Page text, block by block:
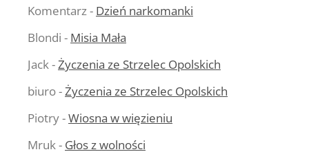
Komentarz- Dzień narkomanki
Blondi - Misia Mała
Jack-Życzenia ze Strzelec Opolskich
biuro-Życzenia ze Strzelec Opolskich
Piotry-Wiosna w więzieniu
Mruk- Głos z wolności